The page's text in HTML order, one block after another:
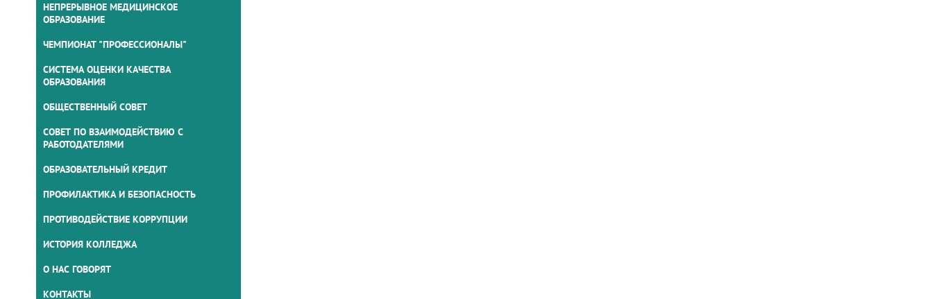
НЕПРЕРЫВНОЕ МЕДИЦИНСКОЕ
ОБРАЗОВАНИЕ
ЧЕМПИОНАТ "ПРОФЕССИОНАЛЫ"
СИСТЕМА ОЦЕНКИ КАЧЕСТВА
ОБРАЗОВАНИЯ
ОБЩЕСТВЕННЫЙ СОВЕТ
СОВЕТ ПО ВЗАИМОДЕЙСТВИЮ С
РАБОТОДАТЕЛЯМИ
ОБРАЗОВАТЕЛЬНЫЙ КРЕДИТ
ПРОФИЛАКТИКА И БЕЗОПАСНОСТЬ
ПРОТИВОДЕЙСТВИЕ КОРРУПЦИИ
ИСТОРИЯ КОЛЛЕДЖА
О НАС ГОВОРЯТ
КОНТАКТЫ